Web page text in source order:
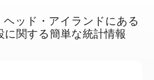
ヘッド・アイランドに⁠あ⁠る
に関⁠す⁠る簡⁠単⁠な統⁠計⁠情⁠報